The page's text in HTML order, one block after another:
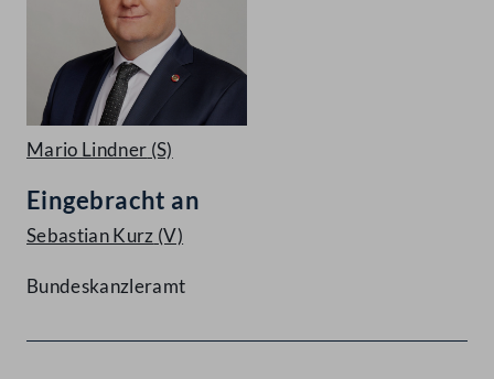
Mario Lindner (S)
Eingebracht an
Sebastian Kurz (V)
Bundeskanzleramt